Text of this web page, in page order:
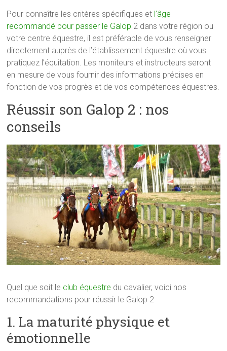
Pour connaître les critères spécifiques et l’âge
recommandé pour passer le Galop 2 dans votre région ou
votre centre équestre, il est préférable de vous renseigner
directement auprès de l’établissement équestre où vous
pratiquez l’équitation. Les moniteurs et instructeurs seront
en mesure de vous fournir des informations précises en
fonction de vos progrès et de vos compétences équestres.
Réussir son Galop 2 : nos
conseils
Quel que soit le club équestre du cavalier, voici nos
recommandations pour réussir le Galop 2
1. La maturité physique et
émotionnelle